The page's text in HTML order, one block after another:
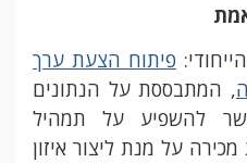
פיתוח הצעת ערך
, המתבססת על הנתונים
להשפיע על תמהיל
על מנת ליצור איזון